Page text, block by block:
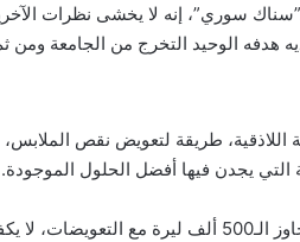
سوري”، إنه لا يخشى نظرات
هدفه الوحيد التخرج من الجامعة ومن
اللاذقية، طريقة لتعويض نقص
التي يجدن فيها أفضل الحلول الموجودة.
تقول “لما” لـ”سناك سوري”، إن راتبها الذي لا يتجاوز